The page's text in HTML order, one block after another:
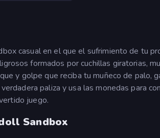
casual en el que el sufrimiento de tu
formados por cuchillas giratorias,
y golpe que reciba tu muñeco de palo,
paliza y usa las monedas para
juego.
Sandbox